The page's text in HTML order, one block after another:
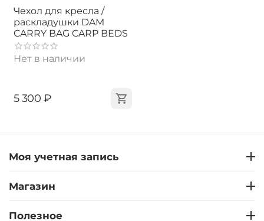
Чехол для кресла /
раскладушки DAM
CARRY BAG CARP BEDS
Нет в наличии
‍5 300‍ ₽
Моя учетная запись
Магазин
Полезное